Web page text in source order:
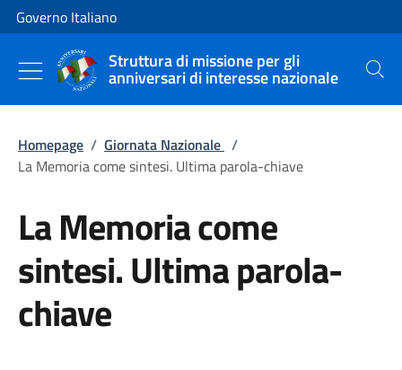
Vai al contenuto
Vai alla navigazione del sito
Governo Italiano
Struttura di missione per gli
anniversari di interesse nazionale Cerca
Homepage / Giornata Nazionale /
La Memoria come sintesi. Ultima parola-chiave
La Memoria come
sintesi. Ultima parola-
chiave